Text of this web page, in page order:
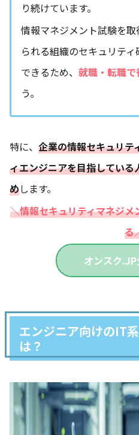
り続けています。
情報マネジメント試験を
られる組織のセキュリテ
できるため、 就職・転職で
う。
特に、 企業の情報セキュリテ
ィエンジニアを目指してい
めします。
＼情報セキュリティマネジ
る
オンスク.JP
エンジニア向けのIT
は？